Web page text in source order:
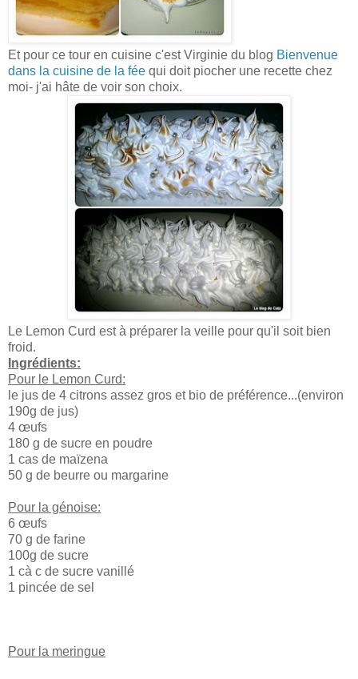
Et pour ce tour en cuisine c'est Virginie du blog Bienvenue
dans la cuisine de la fée qui doit piocher une recette chez
moi- j'ai hâte de voir son choix.
Le Lemon Curd est à préparer la veille pour qu'il soit bien
froid.
Ingrédients:
Pour le Lemon Curd:
le jus de 4 citrons assez gros et bio de préférence...(environ
190g de jus)
4 œufs
180 g de sucre en poudre
1 cas de maïzena
50 g de beurre ou margarine
Pour la génoise:
6 œufs
70 g de farine
100g de sucre
1 cà c de sucre vanillé
1 pincée de sel
Pour la meringue